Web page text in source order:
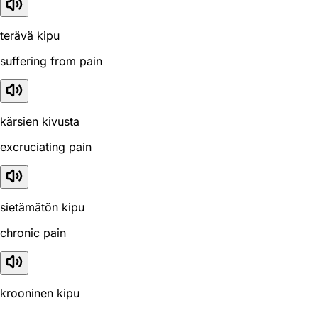
terävä kipu
suffering from pain
kärsien kivusta
excruciating pain
sietämätön kipu
chronic pain
krooninen kipu